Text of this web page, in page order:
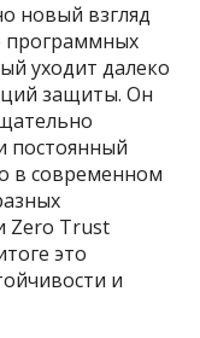
новый взгляд
программных
уходит далеко
защиты. Он
постоянный
в современном
Zero Trust
это
и